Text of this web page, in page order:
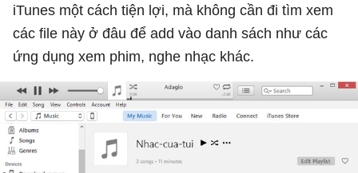
iTunes một cách tiện lợi, mà không cần đi tìm xem
các file này ở đâu để add vào danh sách như các
ứng dụng xem phim, nghe nhạc khác.